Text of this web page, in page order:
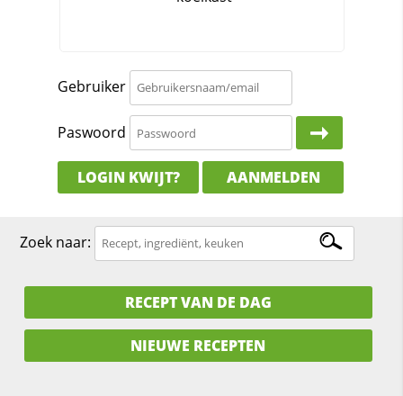
Gebruiker
Paswoord
LOGIN KWIJT? AANMELDEN
Zoek naar:
RECEPT VAN DE DAG
NIEUWE RECEPTEN